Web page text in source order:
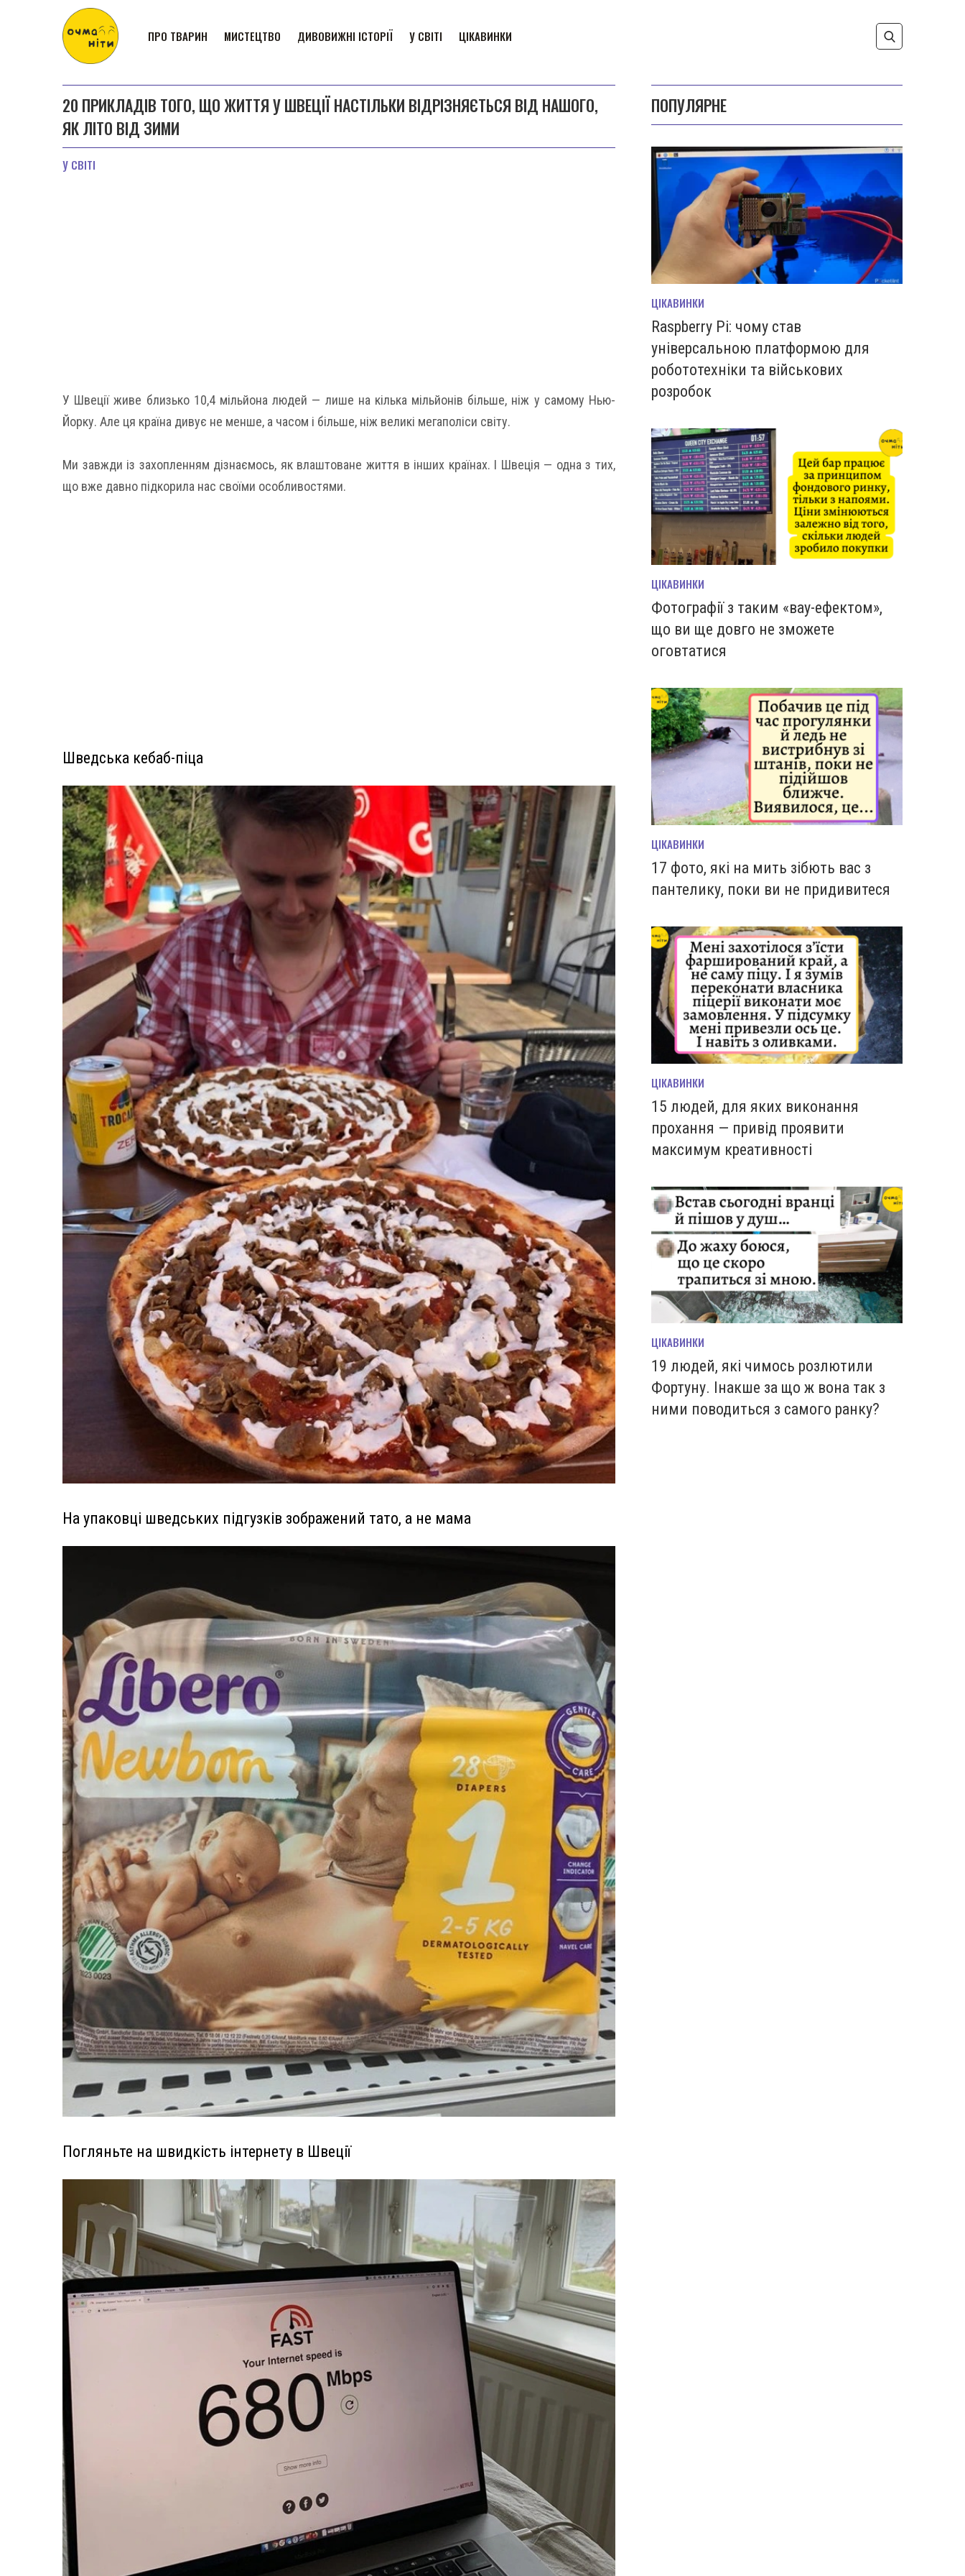
ПРО ТВАРИН МИСТЕЦТВО ДИВОВИЖНІ ІСТОРІЇ У СВІТІ ЦІКАВИНКИ
20 ПРИКЛАДІВ ТОГО, ЩО ЖИТТЯ У ШВЕЦІЇ НАСТІЛЬКИ ВІДРІЗНЯЄТЬСЯ ВІД НАШОГО,
ЯК ЛІТО ВІД ЗИМИ
У СВІТІ
У Швеції живе близько 10,4 мільйона людей — лише на кілька мільйонів більше, ніж у самому Нью-
Йорку. Але ця країна дивує не менше, а часом і більше, ніж великі мегаполіси світу.
Ми завжди із захопленням дізнаємось, як влаштоване життя в інших країнах. І Швеція — одна з тих,
що вже давно підкорила нас своїми особливостями.
Шведська кебаб-піца
На упаковці шведських підгузків зображений тато, а не мама
Погляньте на швидкість інтернету в Швеції
ПОПУЛЯРНЕ
ЦІКАВИНКИ
Raspberry Pi: чому став
універсальною платформою для
робототехніки та військових
розробок
ЦІКАВИНКИ
Фотографії з таким «вау-ефектом»,
що ви ще довго не зможете
оговтатися
ЦІКАВИНКИ
17 фото, які на мить зiбють вас з
пантелику, поки ви не придивитеся
ЦІКАВИНКИ
15 людей, для яких виконання
прохання — привід проявити
максимум креативності
ЦІКАВИНКИ
19 людей, які чимось розлютили
Фортуну. Інакше за що ж вона так з
ними поводиться з самого ранку?